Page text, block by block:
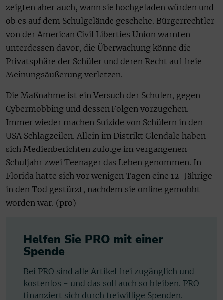
zeigten aber auch, wann sie hochgeladen würden und
ob es auf dem Schulgelände geschehe. Bürgerrechtler
von der American Civil Liberties Union warnten
unterdessen davor, die Überwachung könne die
Privatsphäre der Schüler und deren Recht auf freie
Meinungsäußerung verletzen.
Die Maßnahme ist ein Versuch der Schulen, gegen
Cybermobbing und dessen Folgen vorzugehen.
Immer wieder machen Suizide von Schülern in den
USA Schlagzeilen. Allein im Distrikt Glendale haben
sich Medienberichten zufolge im vergangenen
Schuljahr zwei Teenager das Leben genommen. In
Florida hatte sich vor wenigen Tagen eine 12-Jährige
in den Tod gestürzt, nachdem sie online gemobbt
worden war. (pro)
Helfen Sie PRO mit einer
Spende
Bei PRO sind alle Artikel frei zugänglich und
kostenlos - und das soll auch so bleiben. PRO
finanziert sich durch freiwillige Spenden.